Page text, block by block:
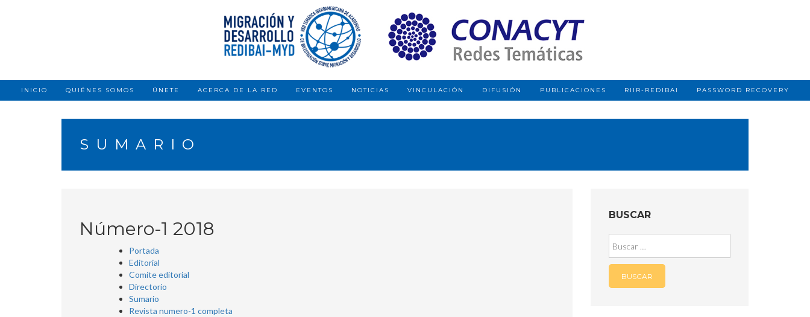
INICIO QUIÉNES SOMOS ÚNETE ACERCA DE LA RED EVENTOS NOTICIAS VINCULACIÓN DIFUSIÓN PUBLICACIONES RIIR-REDIBAI PASSWORD RECOVERY
SUMARIO
Número-1 2018
Portada
Editorial
Comite editorial
Directorio
Sumario
Revista numero-1 completa
BUSCAR